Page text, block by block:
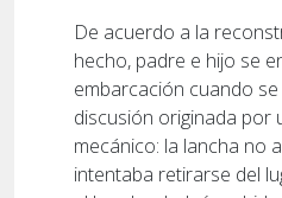
De acuerdo a la
hecho, padre e hijo se
embarcación cuando
discusión originada por
mecánico: la lancha no
intentaba retirarse del